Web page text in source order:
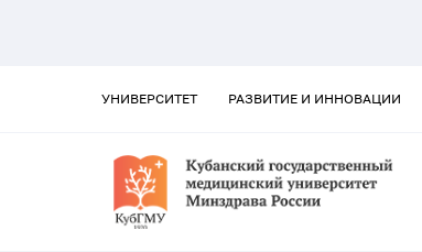
УНИВЕРСИТЕТ РАЗВИТИЕ И ИННОВАЦИИ